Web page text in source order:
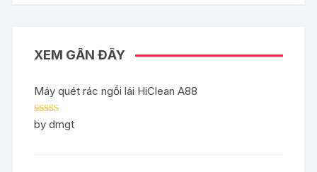
XEM GẦN ĐÂY
Máy quét rác ngồi lái HiClean A88
Rated5out
of 5
by dmgt